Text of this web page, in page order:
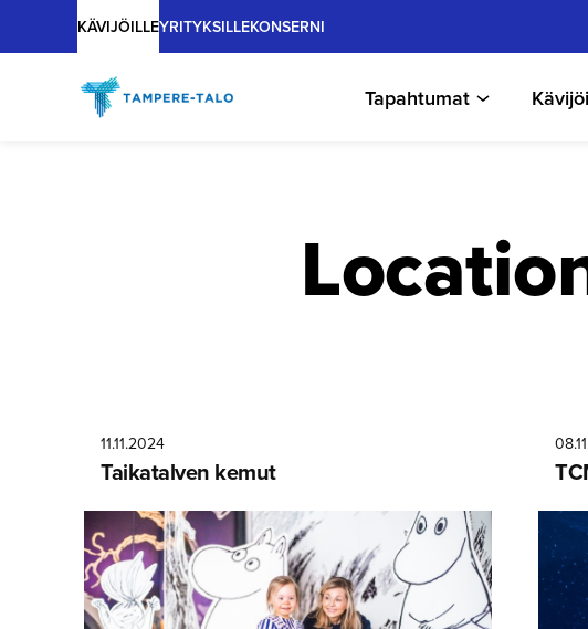
Main
KÄVIJÖILLE
Tapahtumat
YRITYKSILLEKONSERNI
11.11.2024
Taikatalven kemut